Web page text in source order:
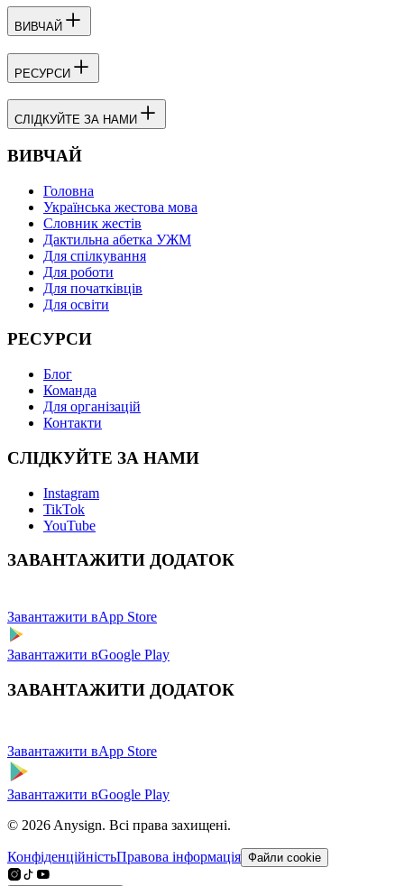
ВИВЧАЙ
РЕСУРСИ
СЛІДКУЙТЕ ЗА НАМИ
ВИВЧАЙ
Головна
Українська жестова мова
Словник жестів
Дактильна абетка УЖМ
Для спілкування
Для роботи
Для початківців
Для освіти
РЕСУРСИ
Блог
Команда
Для організацій
Контакти
СЛІДКУЙТЕ ЗА НАМИ
Instagram
TikTok
YouTube
ЗАВАНТАЖИТИ ДОДАТОК
Завантажити вApp Store
Завантажити вGoogle Play
ЗАВАНТАЖИТИ ДОДАТОК
Завантажити вApp Store
Завантажити вGoogle Play
© 2026 Anysign. Всі права захищені.
КонфіденційністьПравова інформація Файли cookie